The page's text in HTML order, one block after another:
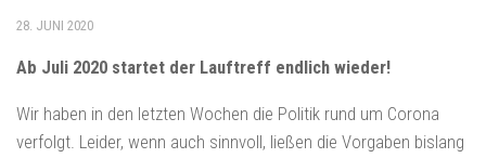
28. JUNI 2020
Ab Juli 2020 startet der Lauftreff endlich wieder!
Wir haben in den letzten Wochen die Politik rund um Corona
verfolgt. Leider, wenn auch sinnvoll, ließen die Vorgaben bislang